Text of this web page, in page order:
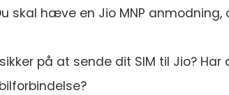
skal hæve en Jio MNP
på at sende dit SIM til Jio?